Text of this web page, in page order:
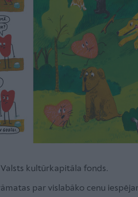
kultūrkapitāla fonds.
par vislabāko cenu